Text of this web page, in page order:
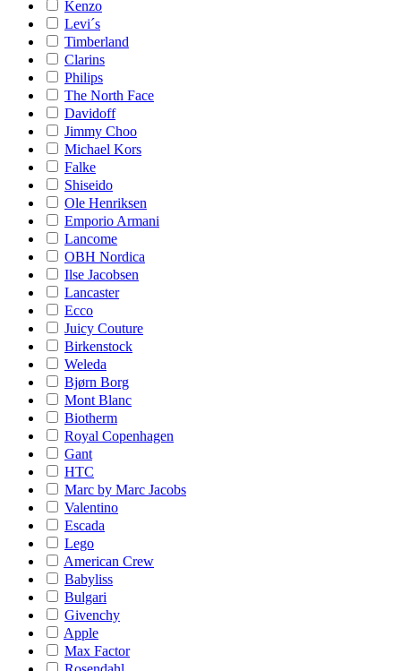
Kenzo
Levi´s
Timberland
Clarins
Philips
The North Face
Davidoff
Jimmy Choo
Michael Kors
Falke
Shiseido
Ole Henriksen
Emporio Armani
Lancome
OBH Nordica
Ilse Jacobsen
Lancaster
Ecco
Juicy Couture
Birkenstock
Weleda
Bjørn Borg
Mont Blanc
Biotherm
Royal Copenhagen
Gant
HTC
Marc by Marc Jacobs
Valentino
Escada
Lego
American Crew
Babyliss
Bulgari
Givenchy
Apple
Max Factor